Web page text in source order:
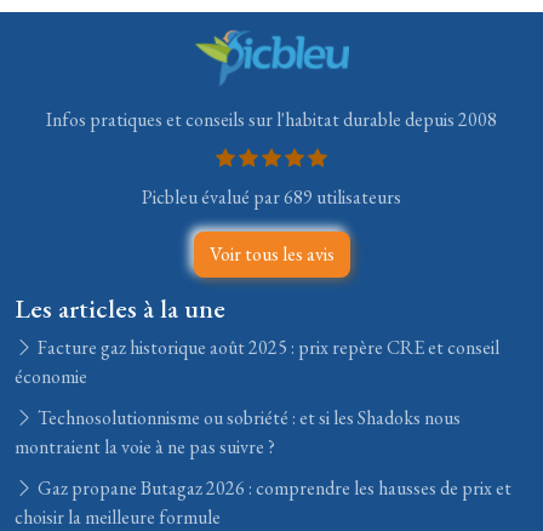
Infos pratiques et conseils sur l'habitat durable depuis 2008
Picbleu évalué par 689 utilisateurs
Voir tous les avis
Les articles à la une
Facture gaz historique août 2025 : prix repère CRE et conseil
économie
Technosolutionnisme ou sobriété : et si les Shadoks nous
montraient la voie à ne pas suivre ?
Gaz propane Butagaz 2026 : comprendre les hausses de prix et
choisir la meilleure formule